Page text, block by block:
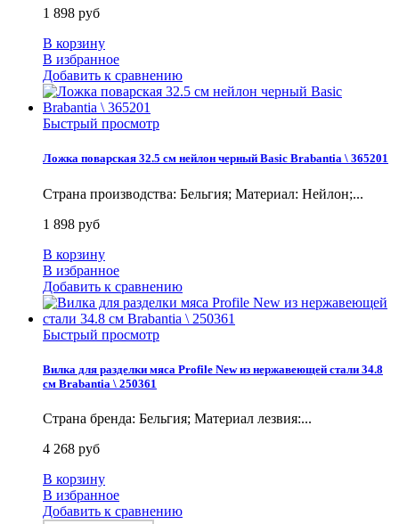
1 898 руб
В корзину
В избранное
Добавить к сравнению
Быстрый просмотр
Ложка поварская 32.5 см нейлон черный Basic Brabantia \ 365201
Страна производства: Бельгия; Материал: Нейлон;...
1 898 руб
В корзину
В избранное
Добавить к сравнению
Быстрый просмотр
Вилка для разделки мяса Profile New из нержавеющей стали 34.8
см Brabantia \ 250361
Страна бренда: Бельгия; Материал лезвия:...
4 268 руб
В корзину
В избранное
Добавить к сравнению